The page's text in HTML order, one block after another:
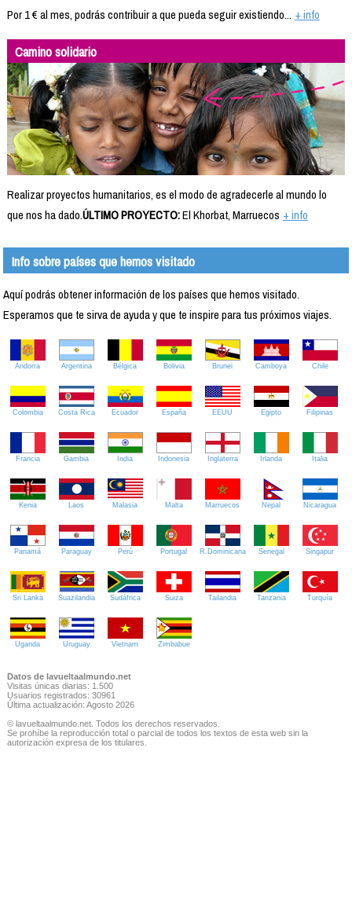
Por 1 € al mes, podrás contribuir a que pueda seguir existiendo... + info
Camino solidario
Realizar proyectos humanitarios, es el modo de agradecerle al mundo lo
que nos ha dado.ÚLTIMO PROYECTO:El Khorbat, Marruecos + info
Info sobre países que hemos visitado
Aquí podrás obtener información de los países que hemos visitado.
Esperamos que te sirva de ayuda y que te inspire para tus próximos viajes.
Andorra Argentina Bélgica Bolivia Brunei Camboya Chile
Colombia Costa Rica Ecuador España EEUU Egipto Filipinas
Francia Gambia India Indonesia Inglaterra Irlanda Italia
Kenia Laos Malasia Malta Marruecos Nepal Nicaragua
Panamá Paraguay Perú Portugal R.Dominicana Senegal Singapur
Sri Lanka Suazilandia Sudáfrica Suiza Tailandia Tanzania Turquía
Uganda Uruguay Vietnam Zimbabue
Datos de lavueltaalmundo.net
Visitas únicas diarias: 1.500
Usuarios registrados: 30961
Última actualización: Agosto 2026
© lavueltaalmundo.net. Todos los derechos reservados.
Se prohíbe la reproducción total o parcial de todos los textos de esta web sin la
autorización expresa de los titulares.